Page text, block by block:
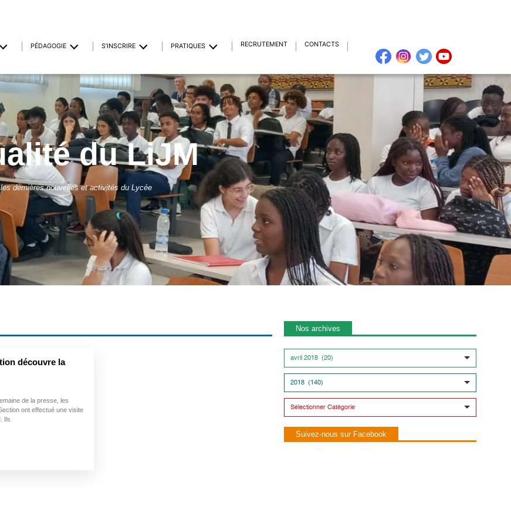
PÉDAGOGIE S’INSCRIRE PRATIQUES RECRUTEMENT CONTACTS
du LiJM
dernières nouvelles et activités du Lycée
découvre la
de la presse, les
ont effectué une visite
Ils
Nos archives
Suivez-nous sur Facebook